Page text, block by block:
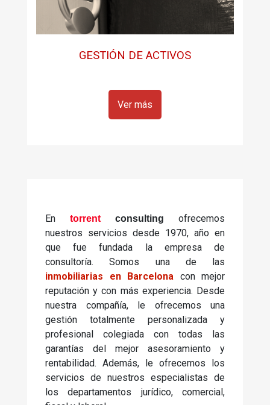
GESTIÓN DE ACTIVOS
Ver más
En torrent consulting
ofrecemos
nuestros servicios desde 1970, año en
que fue fundada la empresa de
consultoría. Somos una de las
inmobiliarias en Barcelona con mejor
reputación y con más experiencia. Desde
nuestra compañía, le ofrecemos una
gestión totalmente personalizada y
profesional colegiada con todas las
garantías del mejor asesoramiento y
rentabilidad. Además, le ofrecemos los
servicios de nuestros especialistas de
los departamentos jurídico, comercial,